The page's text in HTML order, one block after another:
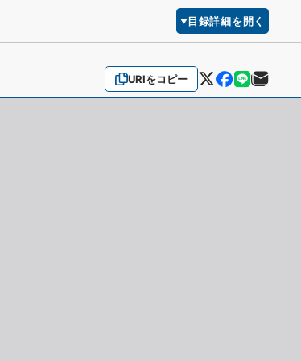
目録詳細を開く
URIをコピー